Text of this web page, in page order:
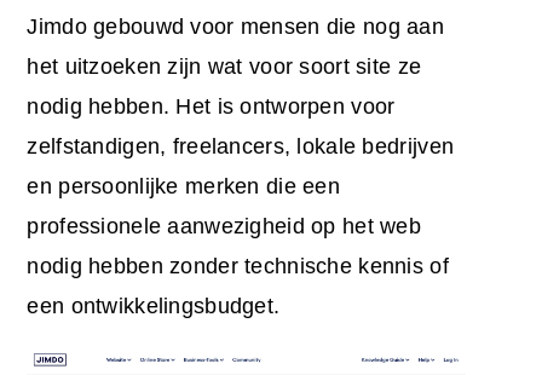
Jimdo gebouwd voor mensen die nog aan
het uitzoeken zijn wat voor soort site ze
nodig hebben. Het is ontworpen voor
zelfstandigen, freelancers, lokale bedrijven
en persoonlijke merken die een
professionele aanwezigheid op het web
nodig hebben zonder technische kennis of
een ontwikkelingsbudget.